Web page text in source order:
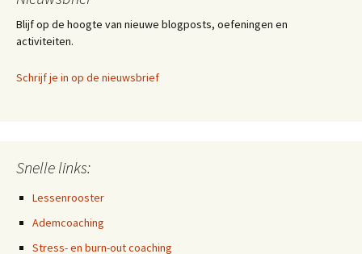
Blijf op de hoogte van nieuwe blogposts, oefeningen en
activiteiten.
Schrijf je in op de nieuwsbrief
Snelle links:
Lessenrooster
Ademcoaching
Stress- en burn-out coaching